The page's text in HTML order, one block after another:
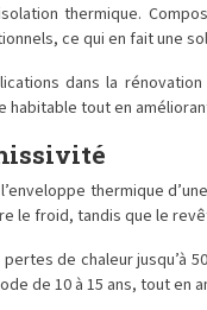
thermique.
ce qui en fait une
dans la
tout en
thermique
froid, tandis que le
de chaleur
de 10 à 15 ans, tout